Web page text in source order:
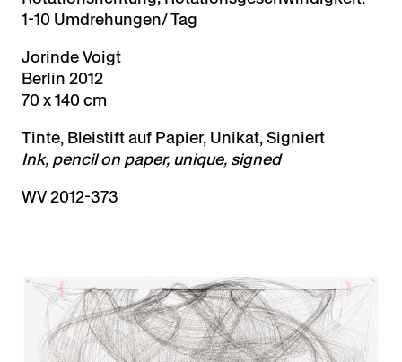
1-10 Umdrehungen/ Tag
Jorinde Voigt
Berlin 2012
70 x 140 cm
Tinte, Bleistift auf Papier, Unikat, Signiert
Ink, pencil on paper, unique, signed
WV 2012-373